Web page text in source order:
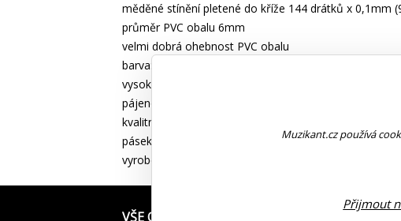
měděné stínění pletené do kříže 144 drátků x 0,1mm
průměr PVC obalu 6mm
velmi dobrá ohebnost PVC obalu
barva: černá
vysoka odolnost proti oděru a mechanickému
pájeno bezolovnatým cínem s obsahem stříbra
kvalitní pozlacené konektory
pásek na suchý zip pro komfortní balení ( od 3m )
vyrobeno v PL
VŠE O NÁKUPU JAK PŘEVZÍT ZBOŽÍ
Muzikant.cz používá
Přijmout